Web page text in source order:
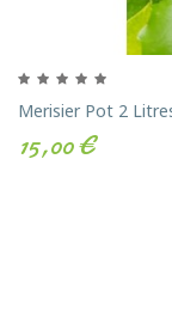
Merisier Pot 2
15,00 €